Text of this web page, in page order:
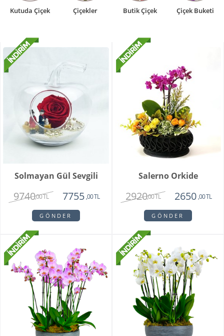
Kutuda Çiçek Çiçekler Butik Çiçek Çiçek Buketi
Solmayan Gül Sevgili
9740,00 TL 7755 ,00 TL
GÖNDER
Salerno Orkide
2920,00 TL 2650 ,00 TL
GÖNDER